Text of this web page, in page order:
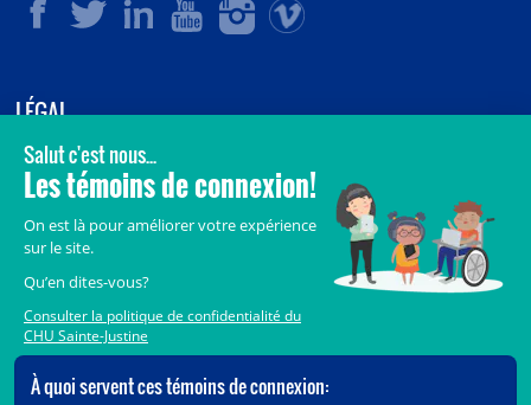
LÉGAL
© 2006-2026CHU Sainte-Justine.
Tous droits réservés.
Crédits
Accès aux documents des organismes publics